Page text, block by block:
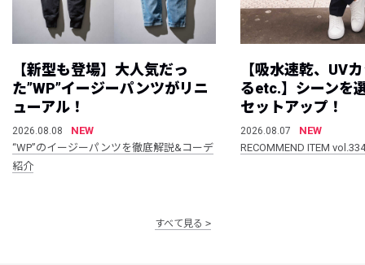
【新型も登場】大人気だっ
た”WP”イージーパンツがリニ
ューアル！
2026.08.08
NEW
“WP”のイージーパンツを徹底解説&コーデ
紹介
【吸水速乾、UV
るetc.】シーンを
セットアップ！
2026.08.07
NEW
RECOMMEND ITEM vol.334
すべて見る